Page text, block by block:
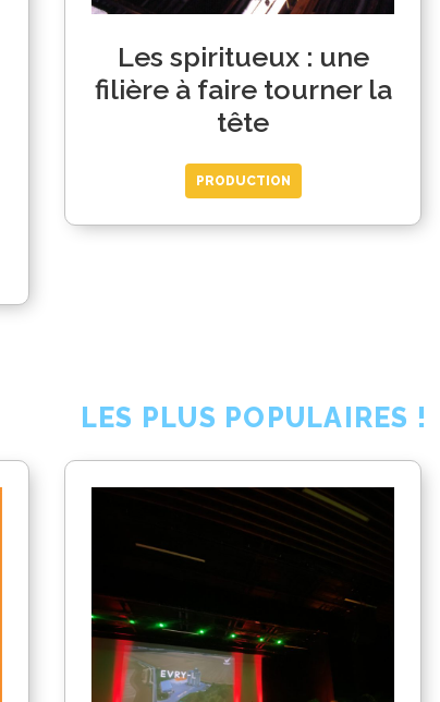
Les spiritueux : une
filière à faire tourner la
tête
PRODUCTION
LES PLUS POPULAIRES !